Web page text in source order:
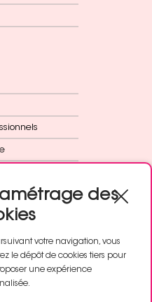
des
votre navigation, vous
le dépôt de cookies tiers pour
une expérience